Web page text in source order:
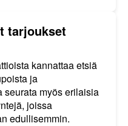
tarjoukset
kannattaa etsiä
ja
seurata myös erilaisia
joissa
edullisemmin.